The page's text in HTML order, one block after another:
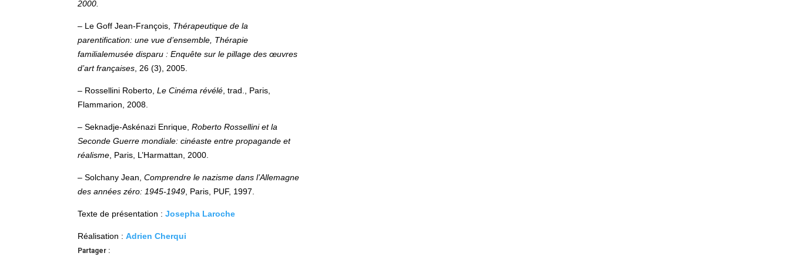
2000.
– Le Goff Jean-François, Thérapeutique de la
parentification: une vue d’ensemble, Thérapie
familialemusée disparu : Enquête sur le pillage des œuvres
d’art françaises , 26 (3), 2005.
– Rossellini Roberto, Le Cinéma révélé , trad., Paris,
Flammarion, 2008.
– Seknadje-Askénazi Enrique, Roberto Rossellini et la
Seconde Guerre mondiale: cinéaste entre propagande et
réalisme , Paris, L’Harmattan, 2000.
– Solchany Jean, Comprendre le nazisme dans l’Allemagne
des années zéro: 1945-1949 , Paris, PUF, 1997.
Texte de présentation : Josepha Laroche
Réalisation : Adrien Cherqui
Partager :